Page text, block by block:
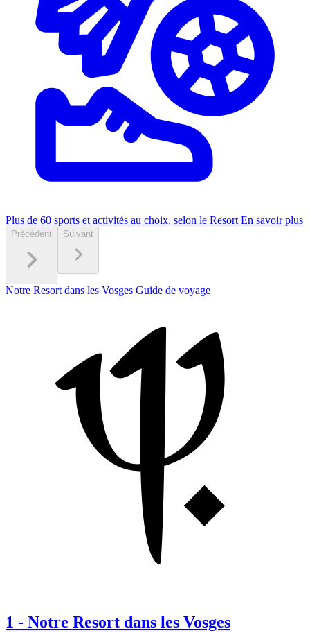
Plus de 60 sports et activités au choix, selon le Resort En savoir plus
Précédent Suivant
Notre Resort dans les Vosges Guide de voyage
1 - Notre Resort dans les Vosges